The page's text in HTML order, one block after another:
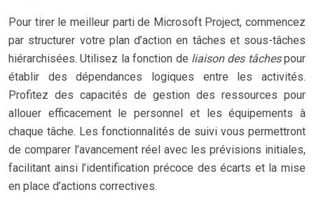
Pour tirer le meilleur parti de Microsoft Project, commencez
par structurer votre plan d’action en tâches et sous-tâches
hiérarchisées. Utilisez la fonction de liaison des tâchespour
établir des dépendances logiques entre les activités.
Profitez des capacités de gestion des ressources pour
allouer efficacement le personnel et les équipements à
chaque tâche. Les fonctionnalités de suivi vous permettront
de comparer l’avancement réel avec les prévisions initiales,
facilitant ainsi l’identification précoce des écarts et la mise
en place d’actions correctives.